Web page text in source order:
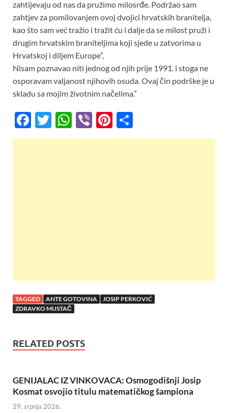
zahtijevaju od nas da pružimo milosrđe. Podržao sam
zahtjev za pomilovanjem ovoj dvojici hrvatskih branitelja,
kao što sam već tražio i tražit ću i dalje da se milost pruži i
drugim hrvatskim braniteljima koji sjede u zatvorima u
Hrvatskoj i diljem Europe”,
Nisam poznavao niti jednog od njih prije 1991. i stoga ne
osporavam valjanost njihovih osuda. Ovaj čin podrške je u
skladu sa mojim životnim načelima.”
F
ac
T
w
W
h
Vi
b
Pi
nt h
TAGGED ANTE GOTOVINA
JOSIP PERKOVIĆ
ZDRAVKO MUSTAČ
RELATED POSTS
GENIJALAC IZ VINKOVACA: Osmogodišnji Josip
Kosmat osvojio titulu matematičkog šampiona
29. srpnja 2026.